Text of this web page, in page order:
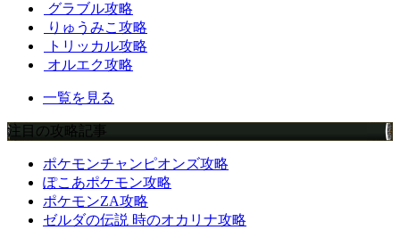
グラブル攻略
りゅうみこ攻略
トリッカル攻略
オルエク攻略
一覧を見る
注目の攻略記事
ポケモンチャンピオンズ攻略
ぽこあポケモン攻略
ポケモンZA攻略
ゼルダの伝説 時のオカリナ攻略